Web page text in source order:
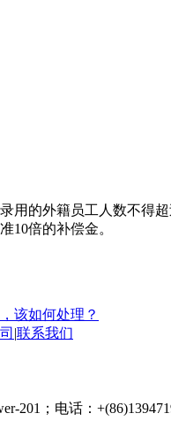
用的外籍员工人数不得超
10倍的补偿金。
该如何处理？
联系我们
201；电话：